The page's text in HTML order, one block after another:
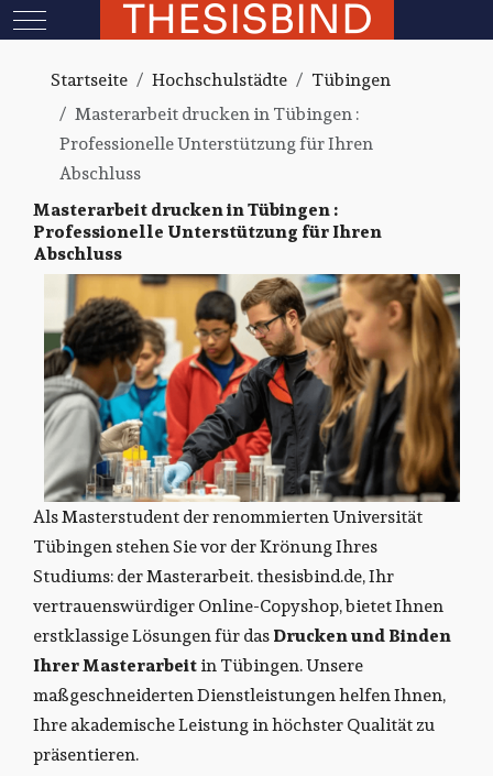
Mobile Menu ToggleTHESISBIND
Startseite Hochschulstädte
Tübingen
Masterarbeit drucken in Tübingen :
Professionelle Unterstützung für Ihren
Abschluss
Masterarbeit drucken in Tübingen :
Professionelle Unterstützung für Ihren
Abschluss
Als Masterstudent der renommiertenUniversität
Tübingenstehen Sie vor der Krönung Ihres
Studiums: der Masterarbeit. thesisbind.de, Ihr
vertrauenswürdiger Online-Copyshop, bietet Ihnen
erstklassige Lösungen für dasDrucken und Binden
Ihrer Masterarbeitin Tübingen. Unsere
maßgeschneiderten Dienstleistungen helfen Ihnen,
Ihre akademische Leistung in höchster Qualität zu
präsentieren.